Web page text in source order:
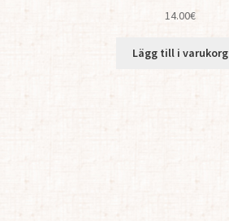
14.00€
Lägg till i varukorg